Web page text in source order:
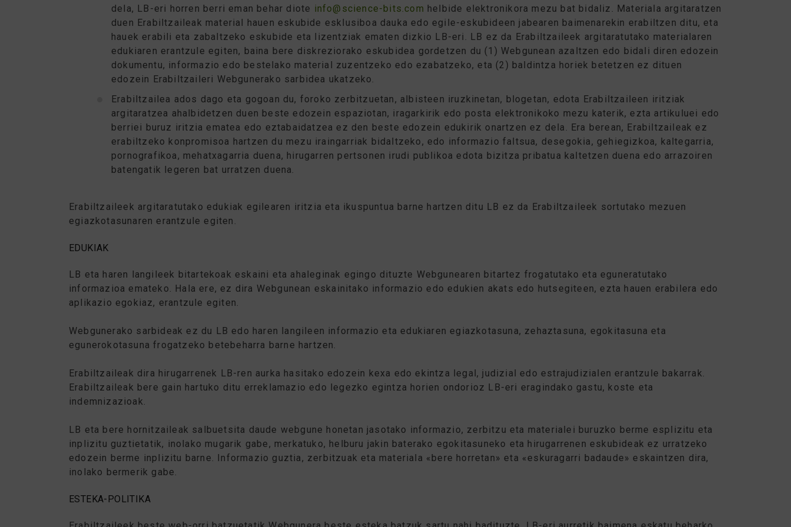
dela, LB-eri horren berri eman behar diote info@science-bits.com helbide elektronikora mezu bat bidaliz. Materiala argitaratzen
duen Erabiltzaileak material hauen eskubide esklusiboa dauka edo egile-eskubideen jabearen baimenarekin erabiltzen ditu, eta
hauek erabili eta zabaltzeko eskubide eta lizentziak ematen dizkio LB-eri. LB ez da Erabiltzaileek argitaratutako materialaren
edukiaren erantzule egiten, baina bere diskreziorako eskubidea gordetzen du (1) Webgunean azaltzen edo bidali diren edozein
dokumentu, informazio edo bestelako material zuzentzeko edo ezabatzeko, eta (2) baldintza horiek betetzen ez dituen
edozein Erabiltzaileri Webgunerako sarbidea ukatzeko.
Erabiltzailea ados dago eta gogoan du, foroko zerbitzuetan, albisteen iruzkinetan, blogetan, edota Erabiltzaileen iritziak
argitaratzea ahalbidetzen duen beste edozein espaziotan, iragarkirik edo posta elektronikoko mezu katerik, ezta artikuluei edo
berriei buruz iritzia ematea edo eztabaidatzea ez den beste edozein edukirik onartzen ez dela. Era berean, Erabiltzaileak ez
erabiltzeko konpromisoa hartzen du mezu iraingarriak bidaltzeko, edo informazio faltsua, desegokia, gehiegizkoa, kaltegarria,
pornografikoa, mehatxagarria duena, hirugarren pertsonen irudi publikoa edota bizitza pribatua kaltetzen duena edo arrazoiren
batengatik legeren bat urratzen duena.
Erabiltzaileek argitaratutako edukiak egilearen iritzia eta ikuspuntua barne hartzen ditu LB ez da Erabiltzaileek sortutako mezuen
egiazkotasunaren erantzule egiten.
EDUKIAK
LB eta haren langileek bitartekoak eskaini eta ahaleginak egingo dituzte Webgunearen bitartez frogatutako eta eguneratutako
informazioa emateko. Hala ere, ez dira Webgunean eskainitako informazio edo edukien akats edo hutsegiteen, ezta hauen erabilera edo
aplikazio egokiaz, erantzule egiten.
Webgunerako sarbideak ez du LB edo haren langileen informazio eta edukiaren egiazkotasuna, zehaztasuna, egokitasuna eta
egunerokotasuna frogatzeko betebeharra barne hartzen.
Erabiltzaileak dira hirugarrenek LB-ren aurka hasitako edozein kexa edo ekintza legal, judizial edo estrajudizialen erantzule bakarrak.
Erabiltzaileak bere gain hartuko ditu erreklamazio edo legezko egintza horien ondorioz LB-eri eragindako gastu, koste eta
indemnizazioak.
LB eta bere hornitzaileak salbuetsita daude webgune honetan jasotako informazio, zerbitzu eta materialei buruzko berme esplizitu eta
inplizitu guztietatik, inolako mugarik gabe, merkatuko, helburu jakin baterako egokitasuneko eta hirugarrenen eskubideak ez urratzeko
edozein berme inplizitu barne. Informazio guztia, zerbitzuak eta materiala «bere horretan» eta «eskuragarri badaude» eskaintzen dira,
inolako bermerik gabe.
ESTEKA-POLITIKA